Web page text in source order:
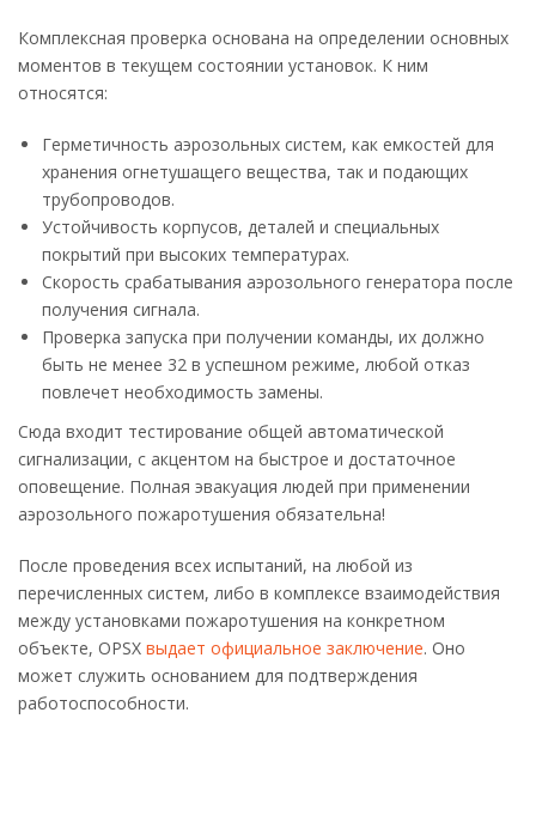
Комплексная проверка основана на определении основных
моментов в текущем состоянии установок. К ним
относятся:
Герметичность аэрозольных систем, как емкостей для
хранения огнетушащего вещества, так и подающих
трубопроводов.
Устойчивость корпусов, деталей и специальных
покрытий при высоких температурах.
Скорость срабатывания аэрозольного генератора после
получения сигнала.
Проверка запуска при получении команды, их должно
быть не менее 32 в успешном режиме, любой отказ
повлечет необходимость замены.
Сюда входит тестирование общей автоматической
сигнализации, с акцентом на быстрое и достаточное
оповещение. Полная эвакуация людей при применении
аэрозольного пожаротушения обязательна!
После проведения всех испытаний, на любой из
перечисленных систем, либо в комплексе взаимодействия
между установками пожаротушения на конкретном
объекте, OPSX выдает официальное заключение. Оно
может служить основанием для подтверждения
работоспособности.